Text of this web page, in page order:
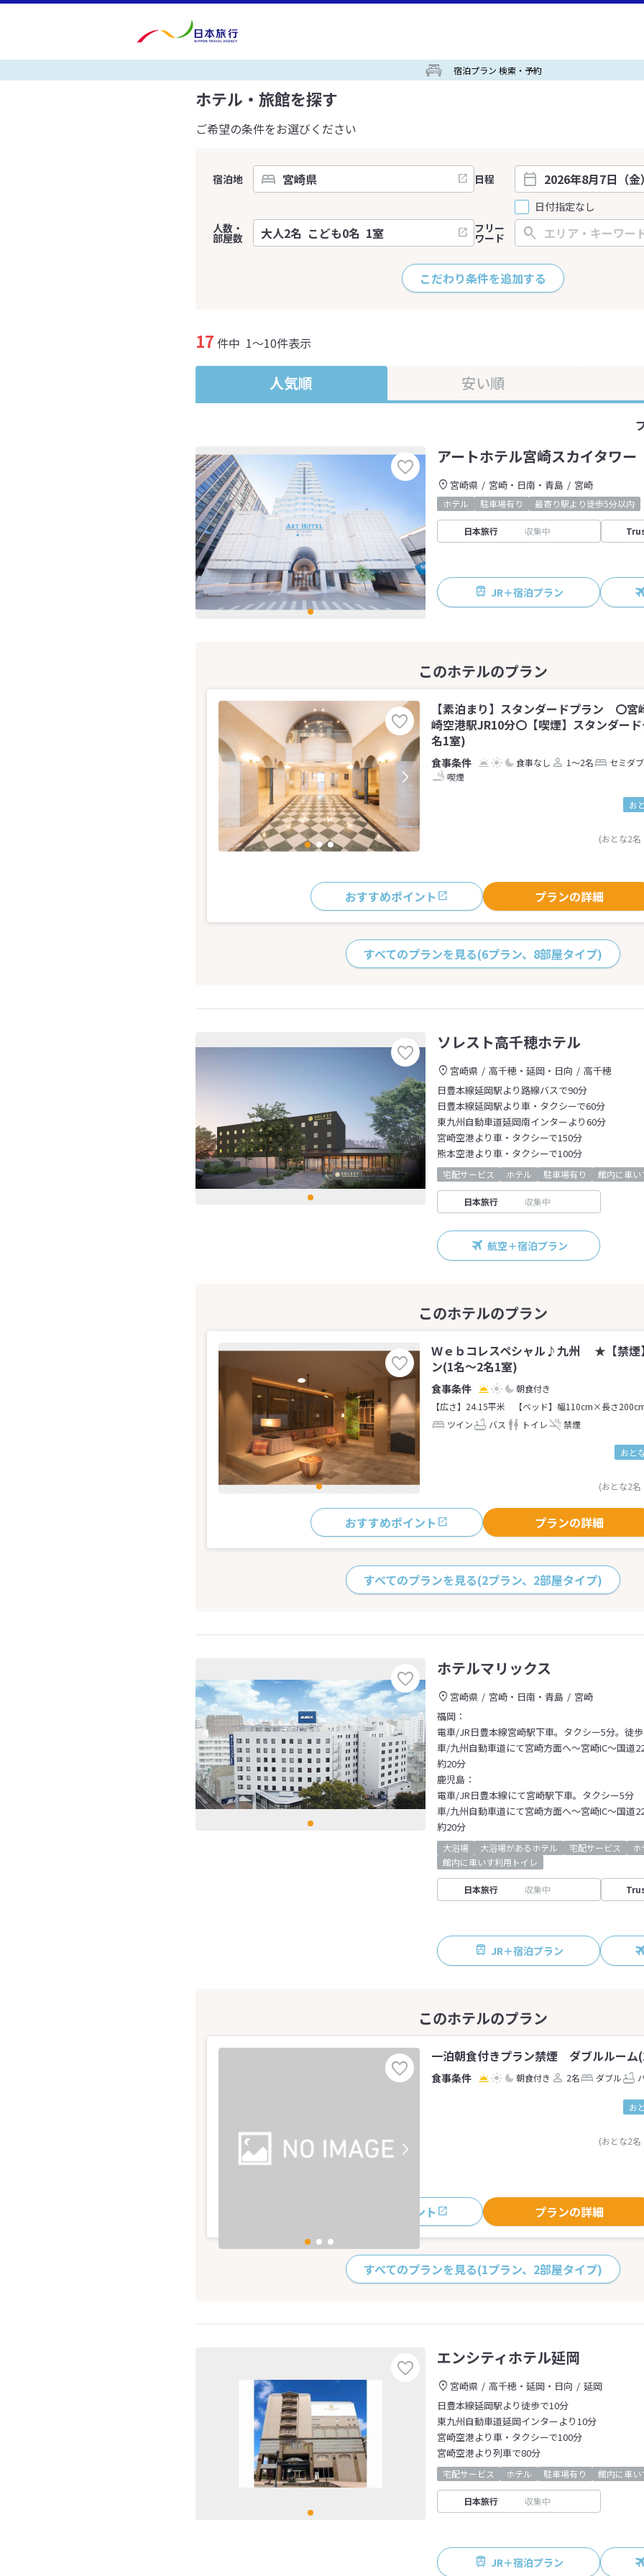
宿泊プラン 検索・予約
ホテル・旅館を探す
ご希望の条件をお選びください
宿泊地
日程
日付指定なし
人数・
部屋数
フリー
ワード
こだわり条件を追加する
17 件中 1～10件表示
人気順 安い順
アートホテル宮崎スカイタワー
宮崎県 宮崎・日南・青島 宮崎
ホテル 駐車場有り 最寄り駅より徒歩5分以内
日本旅行 収集中
JR＋宿泊プラン
【素泊まり】スタンダードプラン 〇宮
崎空港駅JR10分〇【喫煙】スタンダー
名1室)
食事なし 1～2名 セミダ
喫煙
お
(おとな2
おすすめポイント プランの詳細
すべてのプランを見る(6プラン、8部屋タイプ)
ソレスト高千穂ホテル
宮崎県 高千穂・延岡・日向
高千穂
日豊本線延岡駅より路線バスで90分
日豊本線延岡駅より車・タクシーで60分
東九州自動車道延岡南インターより60分
宮崎空港より車・タクシーで150分
熊本空港より車・タクシーで100分
宅配サービス ホテル 駐車場有り 館内に車い
日本旅行 収集中
航空＋宿泊プラン
Ｗｅｂコレスペシャル♪九州 ★【禁煙
ン(1名～2名1室)
朝食付き
【広さ】24.15平米
【ベッド】幅110cm×長さ
ツイン
バス トイレ 禁煙
おと
(おとな2
おすすめポイント プランの詳細
すべてのプランを見る(2プラン、2部屋タイプ)
ホテルマリックス
宮崎県 宮崎・日南・青島
宮崎
福岡：
電車/JR日豊本線宮崎駅下車。タクシー5分。徒
車/九州自動車道にて宮崎方面へ～宮崎IC～国道
約20分
鹿児島：
電車/JR日豊本線にて宮崎駅下車。タクシー5分
車/九州自動車道にて宮崎方面へ～宮崎IC～国道
約20分
大浴場 大浴場があるホテル 宅配サービス ホ
館内に車いす利用トイレ
日本旅行 収集中
JR＋宿泊プラン
一泊朝食付きプラン禁煙 ダブルルーム
朝食付き 2名 ダブル
お
(おとな2
おすすめポイント プランの詳細
すべてのプランを見る(1プラン、2部屋タイプ)
エンシティホテル延岡
宮崎県 高千穂・延岡・日向
延岡
日豊本線延岡駅より徒歩で10分
東九州自動車道延岡インターより10分
宮崎空港より車・タクシーで100分
宮崎空港より列車で80分
宅配サービス ホテル 駐車場有り 館内に車い
日本旅行 収集中
JR＋宿泊プラン